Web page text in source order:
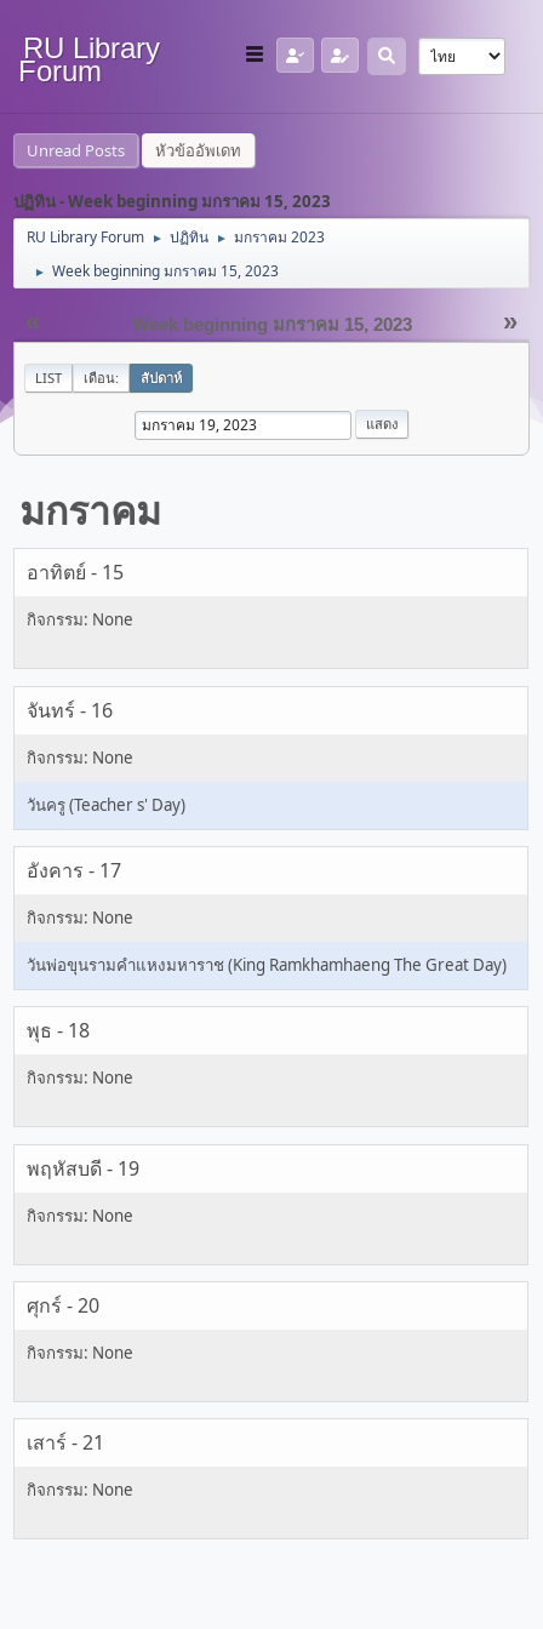
RU Library
Forum
Unread Posts หัวข้ออัพเดท
ปฏิทิน - Week beginning มกราคม 15, 2023
RU Library Forum ► ปฏิทิน ► มกราคม 2023
► Week beginning มกราคม 15, 2023
« »
Week beginning มกราคม 15, 2023
LIST เดือน: สัปดาห์
มกราคม
อาทิตย์ - 15
จันทร์ - 16
วันครู (Teacher s' Day)
อังคาร - 17
วันพ่อขุนรามคำแหงมหาราช (King Ramkhamhaeng The Great Day)
พุธ - 18
พฤหัสบดี - 19
ศุกร์ - 20
เสาร์ - 21